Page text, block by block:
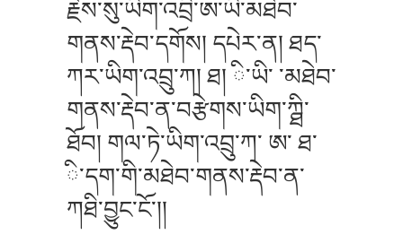
རྗེས་སུ་ཡིག་འབྲི་ཨ་ཡི་མཐེབ་
གནས་རྡེབ་དགོས། དཔེར་ན། ཐད་
ཀར་ཡིག་འབྲུ་ཀ། ཐ། ི་ཡི་ ་མཐེབ་
གནས་རྡེབ་ན་བརྩེགས་ཡིག་ཀྠི་
ཐོབ། གལ་ཏེ་ཡིག་འབྲུ་ཀ་ ཨ་ ཐ་
ི་དག་གི་མཐེབ་གནས་རྡེབ་ན་
ཀཐི་བྱུང་ངོ་།།